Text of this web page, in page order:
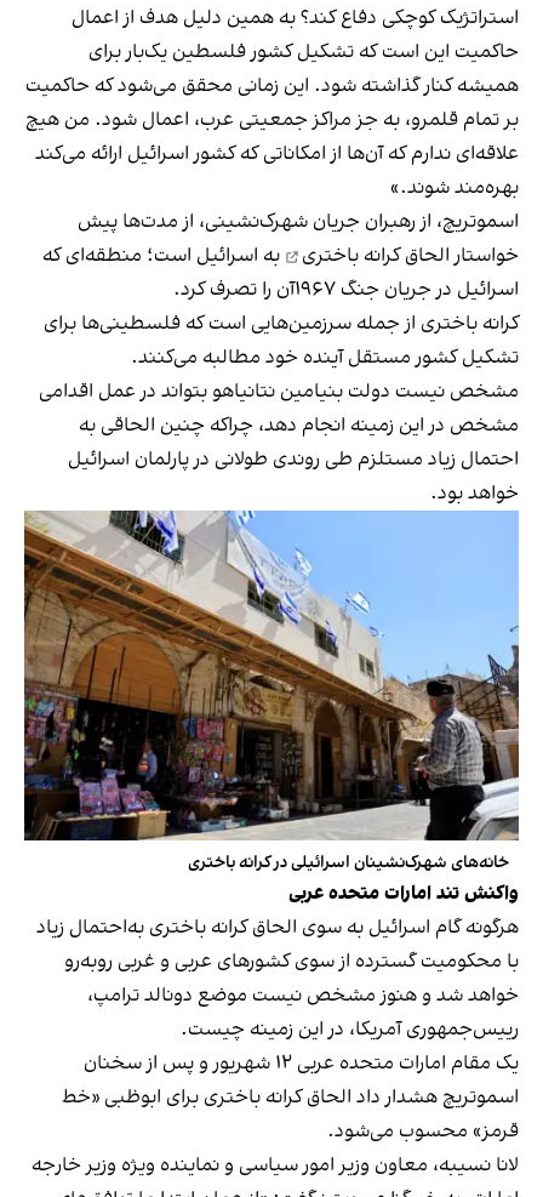
استراتژیک کوچکی دفاع کند؟ به همین دلیل هدف از اعمال
حاکمیت این است که تشکیل کشور فلسطین یک‌بار برای
همیشه کنار گذاشته شود. این زمانی محقق می‌شود که حاکمیت
بر تمام قلمرو، به جز مراکز جمعیتی عرب، اعمال شود. من هیچ
علاقه‌ای ندارم که آن‌ها از امکاناتی که کشور اسرائیل ارائه می‌کند
بهره‌مند شوند.»
اسموتریچ، از رهبران جریان شهرک‌نشینی، از مدت‌ها پیش
خواستار الحاقکرانه باختری
به اسرائیل است؛ منطقه‌ای که
اسرائیل در جریان جنگ ۱۹۶۷آن را تصرف کرد.
کرانه باختری از جمله سرزمین‌هایی است که فلسطینی‌ها برای
تشکیل کشور مستقل آینده خود مطالبه می‌کنند.
مشخص نیست دولت بنیامین نتانیاهو بتواند در عمل اقدامی
مشخص در این زمینه انجام دهد، چراکه چنین الحاقی به
احتمال زیاد مستلزم طی روندی طولانی در پارلمان اسرائیل
خواهد بود.
خانه‌های شهرک‌نشینان اسرائیلی در کرانه باختری
واکنش تند امارات متحده عربی
هرگونه گام اسرائیل به سوی الحاق کرانه باختری به‌احتمال زیاد
با محکومیت گسترده از سوی کشورهای عربی و غربی روبه‌رو
خواهد شد و هنوز مشخص نیست موضع دونالد ترامپ،
رییس‌جمهوری آمریکا، در این زمینه چیست.
یک مقام امارات متحده عربی ۱۲ شهریور و پس از سخنان
اسموتریچ هشدار داد الحاق کرانه باختری برای ابوظبی «خط
قرمز» محسوب می‌شود.
لانا نسیبه، معاون وزیر امور سیاسی و نماینده ویژه وزیر خارجه